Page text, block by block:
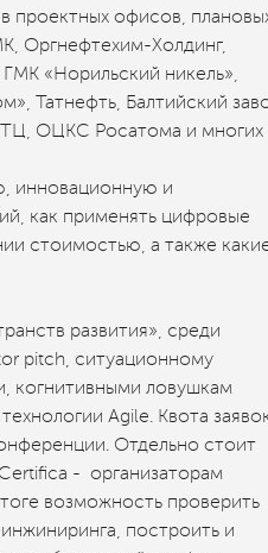
проектных офисов,
Оргнефтехим-Холдинг,
«Норильский никель»,
Татнефть, Балтийский
ОЦКС Росатома и многих
инновационную и
как применять цифровые
стоимостью, а также
развития», среди
pitch, ситуационному
когнитивными ловушкам
Agile. Квота
Отдельно стоит
- организаторам
возможность проверить
построить и